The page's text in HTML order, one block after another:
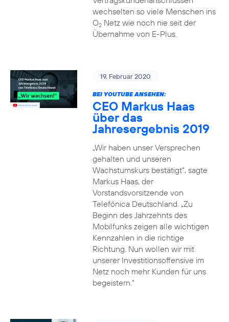
wechselten so viele Menschen ins
O2Netz wie noch nie seit der
Übernahme von E-Plus.
19. Februar 2020
BEI YOUTUBE ANSEHEN:
CEO Markus Haas
über das
Jahresergebnis 2019
„Wir haben unser Versprechen
gehalten und unseren
Wachstumskurs bestätigt“, sagte
Markus Haas, der
Vorstandsvorsitzende von
Telefónica Deutschland. „Zu
Beginn des Jahrzehnts des
Mobilfunks zeigen alle wichtigen
Kennzahlen in die richtige
Richtung. Nun wollen wir mit
unserer Investitionsoffensive im
Netz noch mehr Kunden für uns
begeistern.“